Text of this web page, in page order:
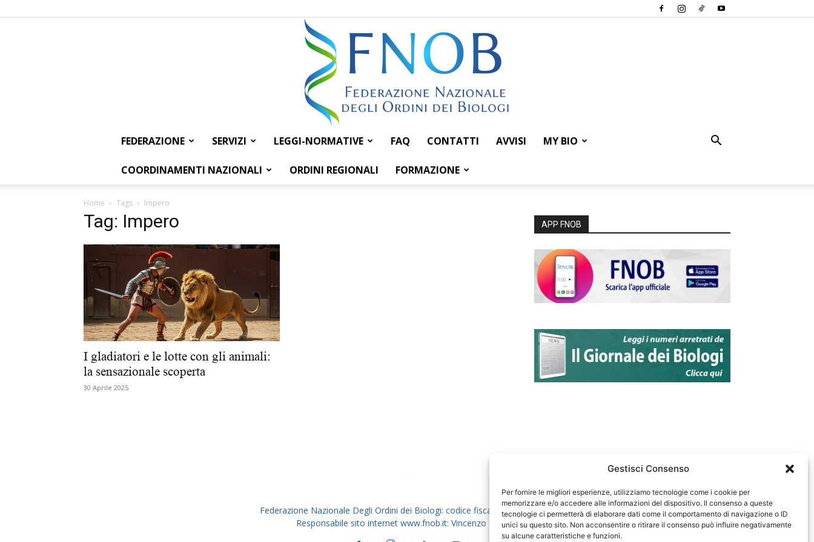
Gestisci Consenso
Per fornire le migliori esperienze, utilizziamo tecnologie come i cookie per
memorizzare e/o accedere alle informazioni del dispositivo. Il consenso a queste
tecnologie ci permetterà di elaborare dati come il comportamento di navigazione o ID
unici su questo sito. Non acconsentire o ritirare il consenso può influire negativamente
su alcune caratteristiche e funzioni.
Federazione
dei
FEDERAZIONE SERVIZI LEGGI-NORMATIVE FAQ CONTATTI AVVISI MY BIO
COORDINAMENTI NAZIONALI ORDINI REGIONALI FORMAZIONE
Home Tags Impero
Tag: Impero
I gladiatori e le lotte con gli animali:
la sensazionale scoperta
30 Aprile 2025
APP FNOB
Federazione Nazionale Degli Ordini dei Biologi: codice fiscale 80069130583
Responsabile sito internet www.fnob.it: Vincenzo D'Anna